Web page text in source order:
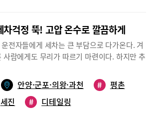
세차를 하게 되면 차에 물을 뿌리거나 닦아낼
면이나 차 유리에 스크래치가 날 수 있고 자칫
킬 수 있다. 그러나 평촌오토 세진디테일링
점에서는 이런 걱정을 하지 않아도 된다. 이곳
아닌 수돗물을 사용한다. 물속에는 칼슘이온,
가 있어 경수 또는 연수로 구분된다. 칼슘, 마
, 염소, 암모니아 등이 함유된 쎈물은 바로 경
차걱정 뚝! 고압 온수로 깔끔하게
전자들에게 세차는 큰 부담으로 다가온다. 겨
사람에게도 무리가 따르기 마련이다. 하지만 추
테일링 셀프세차장 안양평촌점에 가면 주중,
이용 가능하다.수돗물 세차 왜 중요할까?추
를 하게 되면 차에 물을 뿌리거나 닦아낼 때
안양·군포·의왕·과천 #
평촌
세진 #
디테일링